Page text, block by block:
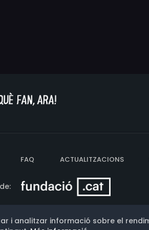
FAQ ACTUALITZACIONS
de:
i analitzar informació sobre el